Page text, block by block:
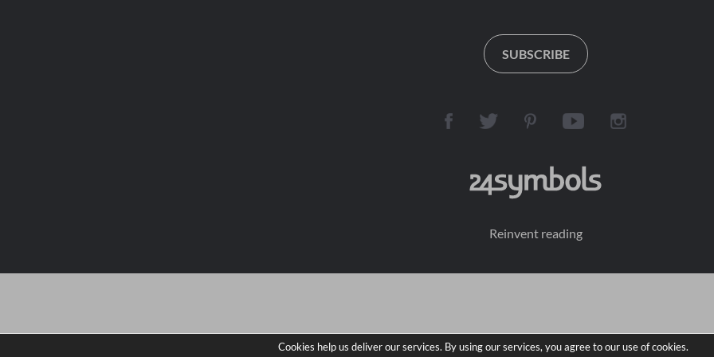
Cookies help us deliver our services. By using our services, you agree to our use of cookies.
SUBSCRIBE
Reinvent reading